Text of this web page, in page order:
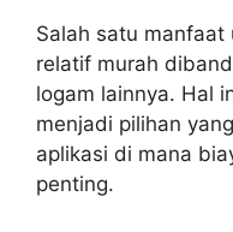
Salah satu
relatif murah
logam lainnya. Hal
menjadi pilihan
aplikasi di mana
penting.